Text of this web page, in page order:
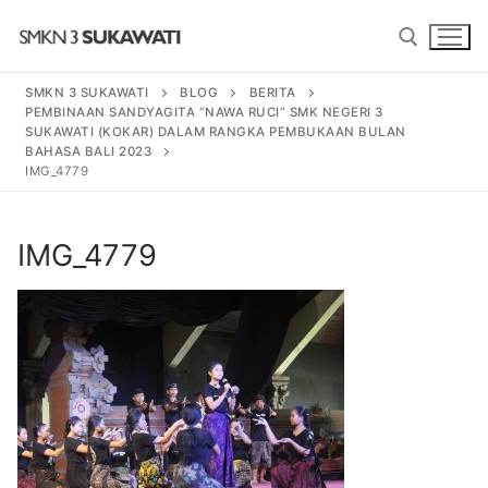
Cari:
BERANDA
PROGRAM
SENI TARI BALI
SENI PEDALANGAN
PROFIL SEKOLAH
SEJARAH
BERITA
SMKN 3 SUKAWATI BLOG
BERITA
PEMBINAAN SANDYAGITA “NAWA RUCI” SMK NEGERI 3
SUKAWATI (KOKAR) DALAM RANGKA PEMBUKAAN BULAN
BAHASA BALI 2023
IMG_4779
IMG_4779